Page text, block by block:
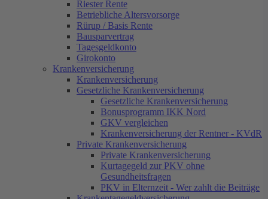
Krankenversicherung der Rentner -
KVdR
Private Krankenversicherung
Kurtagegeld zur PKV ohne
Krankentagegeldversicherung
Pflegeversicherung
Fahrzeugversicherung
KFZ Versicherung
Motorradversicherung
LKW
Anhänger
Wohnwagen
Wohnmobil
Rollerversicherung
GAP Versicherung
Riester Rente
Betriebliche Altersvorsorge
Rürup / Basis Rente
Bausparvertrag
Tagesgeldkonto
Girokonto
Krankenversicherung
Krankenversicherung
Gesetzliche Krankenversicherung
Gesetzliche Krankenversicherung
Bonusprogramm IKK Nord
GKV vergleichen
Krankenversicherung der Rentner - KVdR
Private Krankenversicherung
Private Krankenversicherung
Kurtagegeld zur PKV ohne
Gesundheitsfragen
PKV in Elternzeit - Wer zahlt die Beiträge